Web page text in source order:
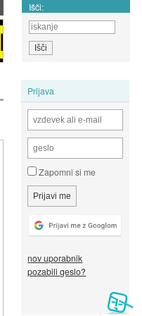
Išči:
Prijava
Zapomni si me
nov uporabnik
pozabili geslo?